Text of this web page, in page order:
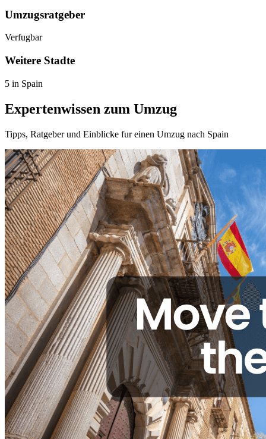
Umzugsratgeber
Verfugbar
Weitere Stadte
5 in Spain
Expertenwissen zum Umzug
Tipps, Ratgeber und Einblicke fur einen Umzug nach Spain